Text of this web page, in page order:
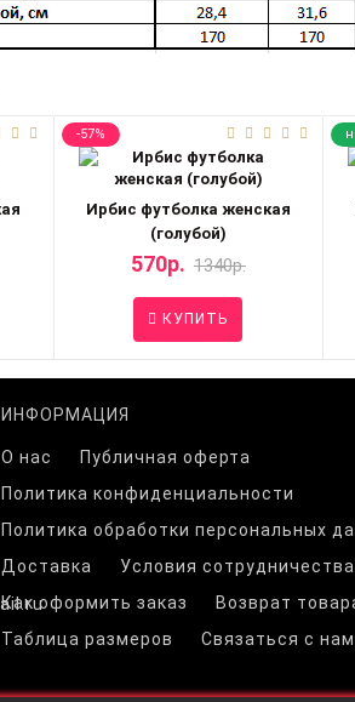
-57%
Ирбис футболка женская
(голубой)
570р. 1340р.
КУПИТЬ
ИНФОРМАЦИЯ
О нас
Публичная оферта
Политика конфиденциальности
Политика обработки персональных
Доставка
Условия сотрудничества
Как оформить заказ
Возврат
Таблица размеров
Связаться с